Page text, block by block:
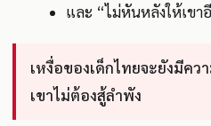
และ “ไม่หันหลังให้เขา
เหงื่อของเด็กไทยจะยังมีค
เขาไม่ต้องสู้ลำพัง